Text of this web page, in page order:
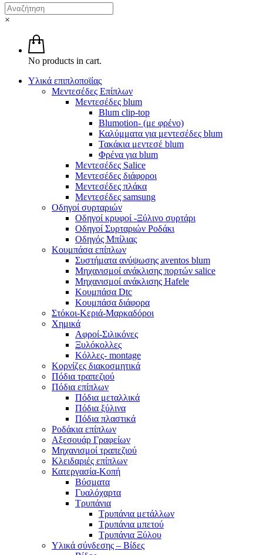
×
No products in cart.
Υλικά επιπλοποϊίας
Μεντεσέδες Επίπλων
Μεντεσέδες blum
Blum clip-top
Blumotion- (με φρένο)
Καλύμματα για μεντεσέδες blum
Τακάκια μεντεσέ blum
Φρένα για blum
Μεντεσέδες Salice
Μεντεσέδες διάφοροι
Μεντεσέδες πλάκα
Μεντεσέδες samsung
Οδηγοί συρταριών
Οδηγοί κρυφοί -Ξύλινο συρτάρι
Οδηγοί Συρταριών Ροδάκι
Οδηγός Μπίλιας
Κουμπάσα επίπλων
Συστήματα ανύψωσης aventos blum
Μηχανισμοί ανάκλισης πορτών salice
Μηχανισμοί ανάκλισης Hafele
Κουμπάσα Dtc
Κουμπάσα διάφορα
Στόκοι-Κεριά-Μαρκαδόροι
Χημικά
Αφροί-Σιλικόνες
Ξυλόκολλες
Κόλλες- montage
Κορνίζες διακοσμητικά
Πόδια τραπεζιού
Πόδια επίπλων
Πόδια μεταλλικά
Πόδια ξύλινα
Πόδια πλαστικά
Ροδάκια επίπλων
Αξεσουάρ Γραφείων
Μηχανισμοί τραπεζιού
Κλειδαριές επίπλων
Κατεργασία-Κοπή
Βύσματα
Γυαλόχαρτα
Τρυπάνια
Τρυπάνια μετάλλων
Τρυπάνια μπετού
Τρυπάνια Ξύλου
Υλικά σύνδεσης – Βίδες